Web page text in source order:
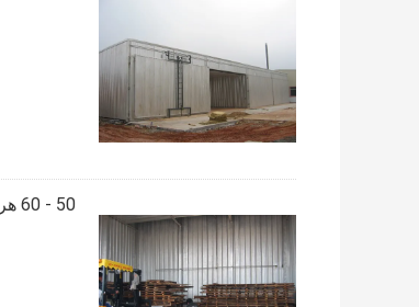
50 - 60 هرتز غرفة تجفيف الخشب ، 380 - 440 فولتاغ الفرن الخشب الصلب المجفف